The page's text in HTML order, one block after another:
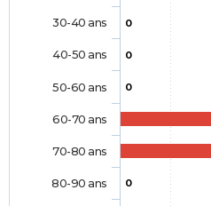
0
0
0
0
30-40 ans
40-50 ans
50-60 ans
60-70 ans
70-80 ans
80-90 ans